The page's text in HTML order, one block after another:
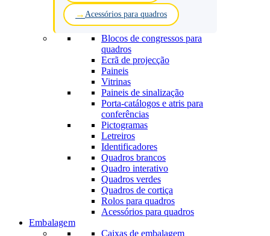
Acessórios para quadros
Blocos de congressos para
quadros
Ecrã de projecção
Paineis
Vitrinas
Paineis de sinalização
Porta-catálogos e atris para
conferências
Pictogramas
Letreiros
Identificadores
Quadros brancos
Quadro interativo
Quadros verdes
Quadros de cortiça
Rolos para quadros
Acessórios para quadros
Embalagem
Caixas de embalagem